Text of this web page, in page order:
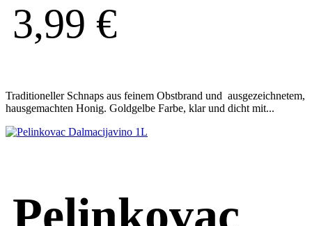
3,99 €
Traditioneller Schnaps aus feinem Obstbrand und ausgezeichnetem,
hausgemachten Honig. Goldgelbe Farbe, klar und dicht mit...
Pelinkovac